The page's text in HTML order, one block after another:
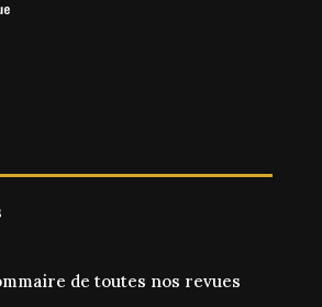
de toutes nos revues